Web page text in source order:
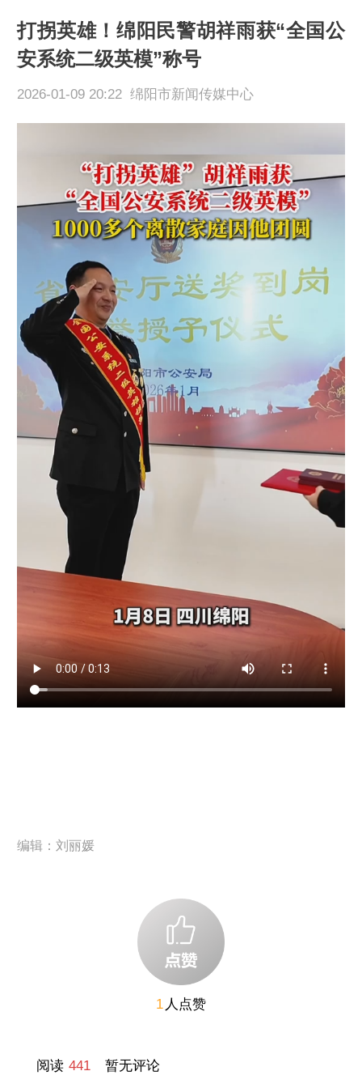
打拐英雄！绵阳民警胡祥雨获“全国公
安系统二级英模”称号
2026-01-09 20:22 绵阳市新闻传媒中心
编辑：刘丽媛
1 人点赞
阅读 441 暂无评论